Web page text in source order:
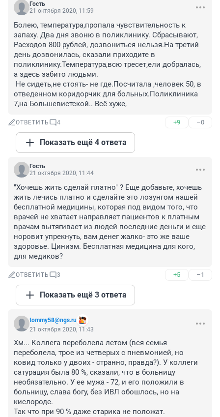
Гость
21 октября 2020, 11:59
Болею, температура,пропала чувствительность к
запаху. Два дня звоню в поликлинику. Сбрасывают,
Расходов 800 рублей, дозвониться нельзя.На третий
день дозвонилась, сказали приходите в
поликлинику.Температура,всю тресет,ели добралась,
а здесь забито людьми.
Не сидеть,не стоять- не где.Посчитала ,человек 50, в
отведенном коридорчик для больных.Поликлиника
7,на Большевистской.. Всё хуже,
ОТВЕТИТЬ 4 +9 –0
Показать ещё 4 ответа
Гость
21 октября 2020, 11:44
"Хочешь жить сделай платно" ? Еще добавьте, хочешь
жить лечись платно и сделайте это лозунгом нашей
бесплатной медицины, которая под видом того, что
врачей не хватает направляет пациентов к платным
врачам вытягивает из людей последние деньги и еще
норовит упрекнуть, вам денег жалко- это же ваше
здоровье. Цинизм. Бесплатная медицина для кого,
для медиков?
ОТВЕТИТЬ 3 +5 –1
Показать ещё 3 ответа
tommy58@ngs.ru
21 октября 2020, 11:43
Хм... Коллега переболела летом (вся семья
переболела, трое из четверых с пневмонией, но
ковид только у двоих - странно, правда?). У коллеги
сатурация была 80 %, сказали, что в больницу
необязательно. У ее мужа - 72, и его положили в
больницу, слава богу, без ИВЛ обошлось, но на
кислороде.
Так что при 90 % даже старика не положат.